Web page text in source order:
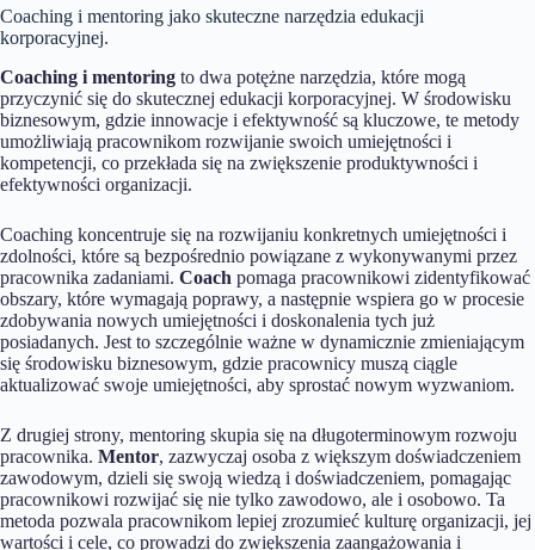
Coaching i mentoring jako skuteczne narzędzia edukacji
korporacyjnej.
Coaching i mentoring to dwa potężne narzędzia, które mogą
przyczynić się do skutecznej edukacji korporacyjnej. W środowisku
biznesowym, gdzie innowacje i efektywność są kluczowe, te metody
umożliwiają pracownikom rozwijanie swoich umiejętności i
kompetencji, co przekłada się na zwiększenie produktywności i
efektywności organizacji.
Coaching koncentruje się na rozwijaniu konkretnych umiejętności i
zdolności, które są bezpośrednio powiązane z wykonywanymi przez
pracownika zadaniami. Coach pomaga pracownikowi zidentyfikować
obszary, które wymagają poprawy, a następnie wspiera go w procesie
zdobywania nowych umiejętności i doskonalenia tych już
posiadanych. Jest to szczególnie ważne w dynamicznie zmieniającym
się środowisku biznesowym, gdzie pracownicy muszą ciągle
aktualizować swoje umiejętności, aby sprostać nowym wyzwaniom.
Z drugiej strony, mentoring skupia się na długoterminowym rozwoju
pracownika. Mentor, zazwyczaj osoba z większym doświadczeniem
zawodowym, dzieli się swoją wiedzą i doświadczeniem, pomagając
pracownikowi rozwijać się nie tylko zawodowo, ale i osobowo. Ta
metoda pozwala pracownikom lepiej zrozumieć kulturę organizacji, jej
wartości i cele, co prowadzi do zwiększenia zaangażowania i